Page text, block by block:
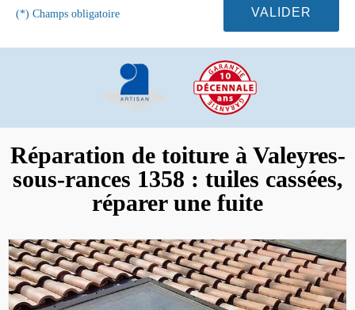
(*) Champs obligatoire
Réparation de toiture à Valeyres-
sous-rances 1358 : tuiles cassées,
réparer une fuite